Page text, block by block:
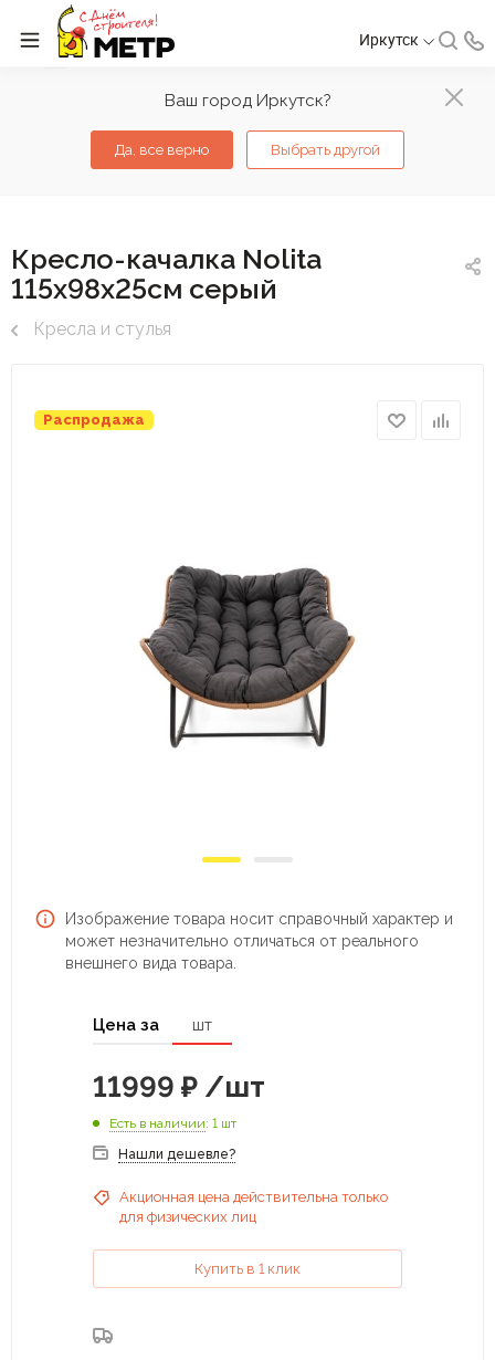
Ваш город Иркутск?
Да, все верно Выбрать другой
Иркутск
Кресло-качалка Nolita
115х98х25см серый
Кресла и стулья
Распродажа
Изображение товара носит справочный характер и
может незначительно отличаться от реального
внешнего вида товара.
Цена за шт
11999 ₽ /шт
Есть в наличии: 1 шт
Нашли дешевле?
Акционная цена действительна только
для физических лиц
Купить в 1 клик